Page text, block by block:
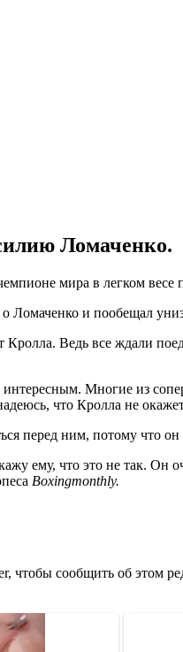
Ломаченко.
мира в легком
Ломаченко и пообещал
Ведь все ждали
Многие из
что Кролла не
перед ним, потому что
ему, что это не так.
Boxingmonthly.
чтобы сообщить об этом